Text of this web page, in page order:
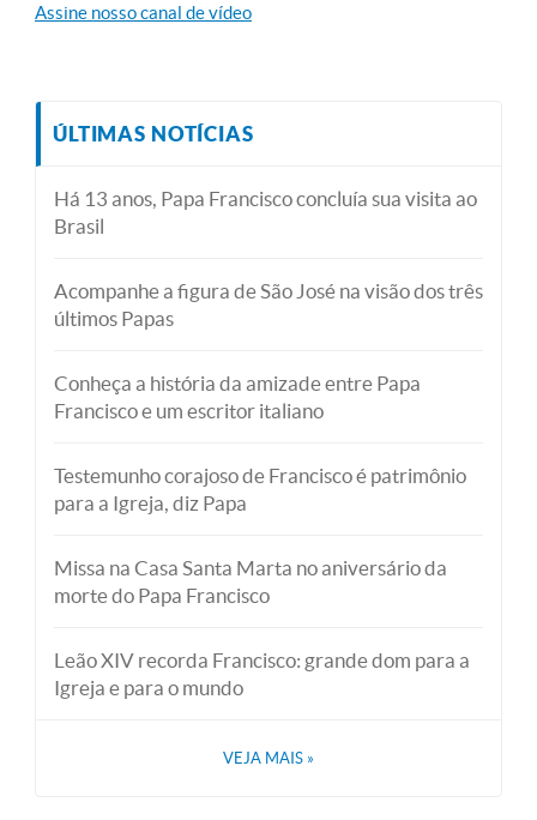
Assine nosso canal de vídeo
ÚLTIMAS NOTÍCIAS
Há 13 anos, Papa Francisco concluía sua visita ao
Brasil
Acompanhe a figura de São José na visão dos três
últimos Papas
Conheça a história da amizade entre Papa
Francisco e um escritor italiano
Testemunho corajoso de Francisco é patrimônio
para a Igreja, diz Papa
Missa na Casa Santa Marta no aniversário da
morte do Papa Francisco
Leão XIV recorda Francisco: grande dom para a
Igreja e para o mundo
VEJA MAIS »